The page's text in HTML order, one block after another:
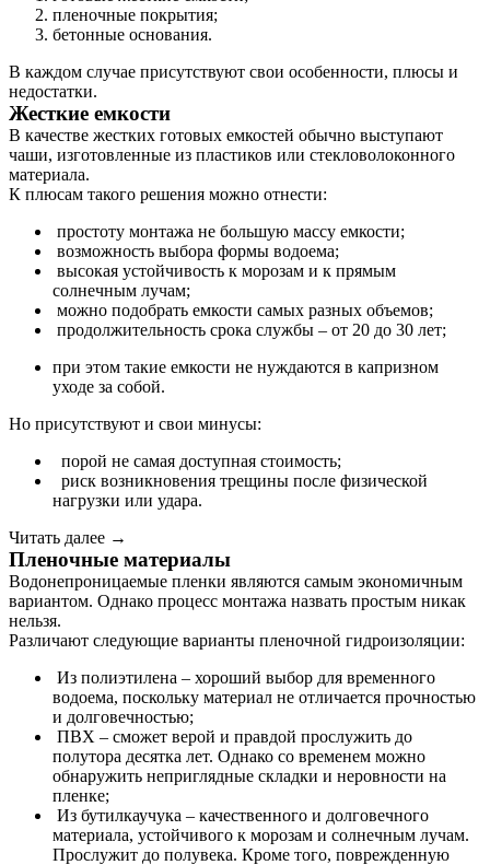
пленочные покрытия;
бетонные основания.
В каждом случае присутствуют свои особенности, плюсы и
недостатки.
Жесткие емкости
В качестве жестких готовых емкостей обычно выступают
чаши, изготовленные из пластиков или стекловолоконного
материала.
К плюсам такого решения можно отнести:
простоту монтажа не большую массу емкости;
возможность выбора формы водоема;
высокая устойчивость к морозам и к прямым
солнечным лучам;
можно подобрать емкости самых разных объемов;
продолжительность срока службы – от 20 до 30 лет;
при этом такие емкости не нуждаются в капризном
уходе за собой.
Но присутствуют и свои минусы:
порой не самая доступная стоимость;
риск возникновения трещины после физической
нагрузки или удара.
Читать далее →
Пленочные материалы
Водонепроницаемые пленки являются самым экономичным
вариантом. Однако процесс монтажа назвать простым никак
нельзя.
Различают следующие варианты пленочной гидроизоляции:
Из полиэтилена – хороший выбор для временного
водоема, поскольку материал не отличается прочностью
и долговечностью;
ПВХ – сможет верой и правдой прослужить до
полутора десятка лет. Однако со временем можно
обнаружить неприглядные складки и неровности на
пленке;
Из бутилкаучука – качественного и долговечного
материала, устойчивого к морозам и солнечным лучам.
Прослужит до полувека. Кроме того, поврежденную